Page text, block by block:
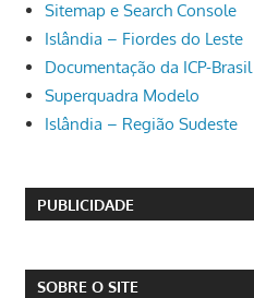
Sitemap e Search Console
Islândia – Fiordes do Leste
Documentação da ICP-Brasil
Superquadra Modelo
Islândia – Região Sudeste
PUBLICIDADE
SOBRE O SITE